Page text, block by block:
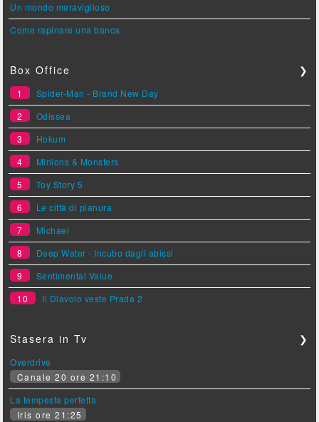
Un mondo meraviglioso
Come rapinare una banca
Box Office ❯
1
Spider-Man - Brand New Day
2
Odissea
3
Hokum
4
Minions & Monsters
5
Toy Story 5
6
Le città di pianura
7
Michael
8
Deep Water - Incubo dagli abissi
9
Sentimental Value
10
Il Diavolo veste Prada 2
Stasera in Tv ❯
Overdrive
Canale 20 ore 21:10
La tempesta perfetta
Iris ore 21:25